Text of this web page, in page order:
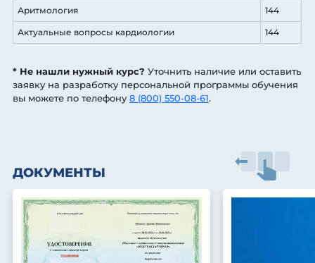
Аритмология 144
Актуальные вопросы кардиологии 144
* Не нашли нужный курс? Уточнить наличие или оставить
заявку на разработку персональной программы обучения
вы можете по телефону8 (800) 550-08-61.
ДОКУМЕНТЫ